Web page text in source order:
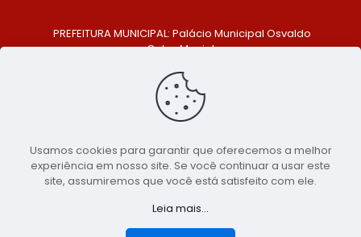
PREFEITURA MUNICIPAL: Palácio Municipal Osvaldo
Celso Maciel
Centro, São Bento do Una - PE. CEP: 553370-128
TELEFONE: (81) 99548-1569
E-MAIL: ouvidoria@saobentodouna.pe.gov.br
Copyright 2021-2026 - Assessoria de Comunicação da
Prefeitura de São Bento do Una - PE
publicidadeLumusWeb - Agência Digital
Usamos cookies para garantir que oferecemos a melhor
experiência em nosso site. Se você continuar a usar este
site, assumiremos que você está satisfeito com ele.
Leia mais...